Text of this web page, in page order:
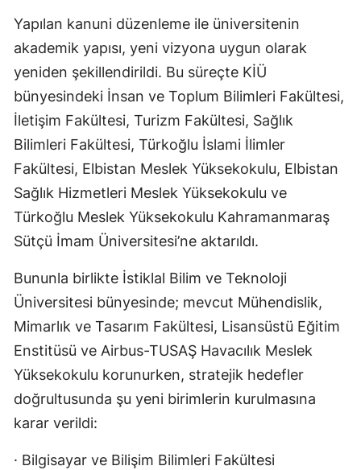
Yapılan kanuni düzenleme ile üniversitenin
akademik yapısı, yeni vizyona uygun olarak
yeniden şekillendirildi. Bu süreçte KİÜ
bünyesindeki İnsan ve Toplum Bilimleri Fakültesi,
İletişim Fakültesi, Turizm Fakültesi, Sağlık
Bilimleri Fakültesi, Türkoğlu İslami İlimler
Fakültesi, Elbistan Meslek Yüksekokulu, Elbistan
Sağlık Hizmetleri Meslek Yüksekokulu ve
Türkoğlu Meslek Yüksekokulu Kahramanmaraş
Sütçü İmam Üniversitesi’ne aktarıldı.
Bununla birlikte İstiklal Bilim ve Teknoloji
Üniversitesi bünyesinde; mevcut Mühendislik,
Mimarlık ve Tasarım Fakültesi, Lisansüstü Eğitim
Enstitüsü ve Airbus-TUSAŞ Havacılık Meslek
Yüksekokulu korunurken, stratejik hedefler
doğrultusunda şu yeni birimlerin kurulmasına
karar verildi:
· Bilgisayar ve Bilişim Bilimleri Fakültesi